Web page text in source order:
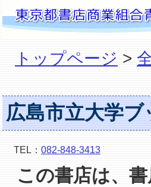
トップページ >
広島市立大学
TEL： 082-848-3413
この書店は、